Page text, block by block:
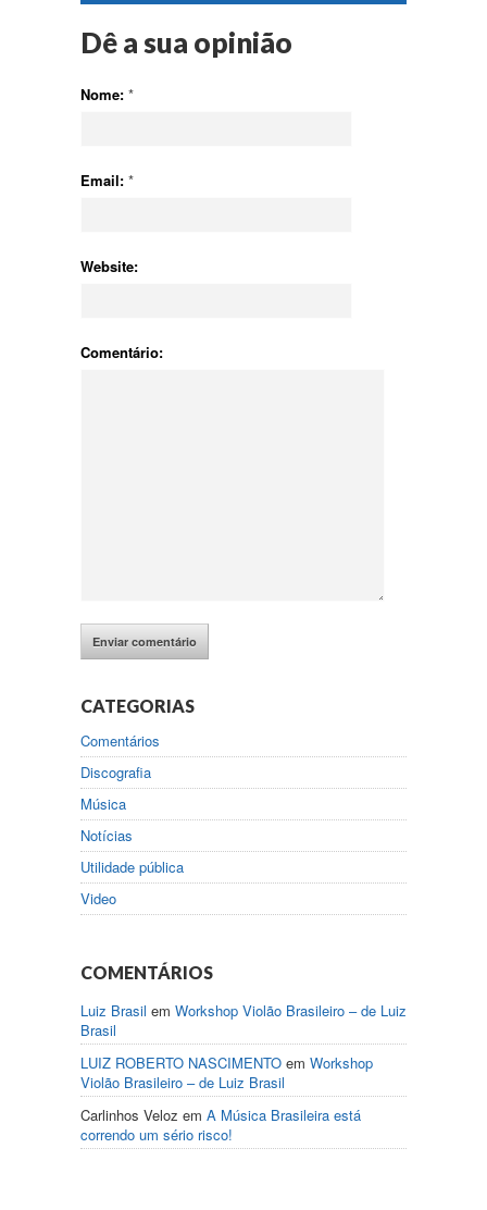
Dê a sua opinião
Nome: *
Email: *
Website:
Comentário:
CATEGORIAS
Comentários
Discografia
Música
Notícias
Utilidade pública
Video
COMENTÁRIOS
Luiz Brasil em Workshop Violão Brasileiro – de Luiz
Brasil
LUIZ ROBERTO NASCIMENTO em Workshop
Violão Brasileiro – de Luiz Brasil
Carlinhos Veloz em A Música Brasileira está
correndo um sério risco!